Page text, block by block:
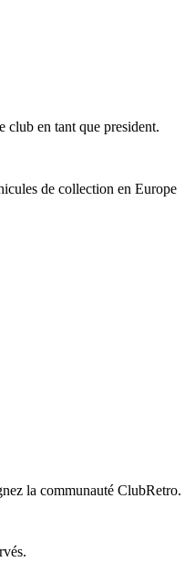
club en tant que president.
de collection en Europe
la communauté ClubRetro.